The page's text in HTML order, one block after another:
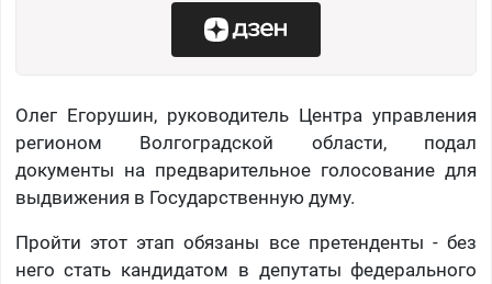
Олег Егорушин, руководитель Центра управления
регионом Волгоградской области, подал
документы на предварительное голосование для
выдвижения в Государственную думу.
Пройти этот этап обязаны все претенденты - без
него стать кандидатом в депутаты федерального